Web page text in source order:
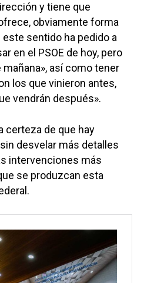
y tiene que
obviamente forma
este sentido ha pedido a
en el PSOE de hoy, pero
así como tener
los que vinieron antes,
vendrán después».
certeza de que hay
desvelar más detalles
intervenciones más
se produzcan esta